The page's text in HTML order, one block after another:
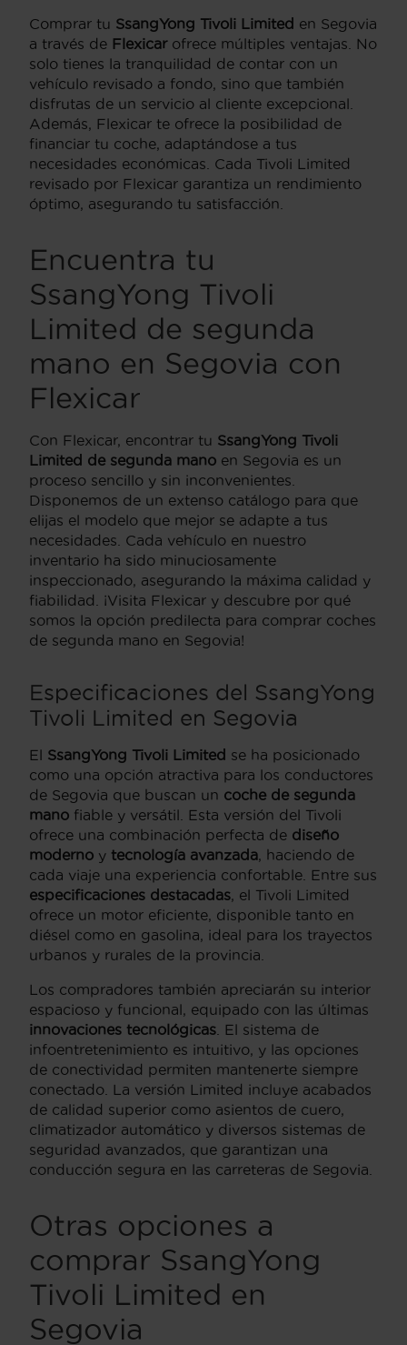
Comprar tu SsangYong Tivoli Limited en Segovia
a través de Flexicarofrece múltiples ventajas. No
solo tienes la tranquilidad de contar con un
vehículo revisado a fondo, sino que también
disfrutas de un servicio al cliente excepcional.
Además, Flexicar te ofrece la posibilidad de
financiar tu coche, adaptándose a tus
necesidades económicas. Cada Tivoli Limited
revisado por Flexicar garantiza un rendimiento
óptimo, asegurando tu satisfacción.
Encuentra tu
SsangYong Tivoli
Limited de segunda
mano en Segovia con
Flexicar
Con Flexicar, encontrar tu SsangYong Tivoli
Limited de segunda mano en Segovia es un
proceso sencillo y sin inconvenientes.
Disponemos de un extenso catálogo para que
elijas el modelo que mejor se adapte a tus
necesidades. Cada vehículo en nuestro
inventario ha sido minuciosamente
inspeccionado, asegurando la máxima calidad y
fiabilidad. ¡Visita Flexicar y descubre por qué
somos la opción predilecta para comprar coches
de segunda mano en Segovia!
Especificaciones del SsangYong
Tivoli Limited en Segovia
El SsangYong Tivoli Limited se ha posicionado
como una opción atractiva para los conductores
de Segovia que buscan un coche de segunda
mano fiable y versátil. Esta versión del Tivoli
ofrece una combinación perfecta de diseño
moderno y tecnología avanzada, haciendo de
cada viaje una experiencia confortable. Entre sus
especificaciones destacadas, el Tivoli Limited
ofrece un motor eficiente, disponible tanto en
diésel como en gasolina, ideal para los trayectos
urbanos y rurales de la provincia.
Los compradores también apreciarán su interior
espacioso y funcional, equipado con las últimas
innovaciones tecnológicas . El sistema de
infoentretenimiento es intuitivo, y las opciones
de conectividad permiten mantenerte siempre
conectado. La versión Limited incluye acabados
de calidad superior como asientos de cuero,
climatizador automático y diversos sistemas de
seguridad avanzados, que garantizan una
conducción segura en las carreteras de Segovia.
Otras opciones a
comprar SsangYong
Tivoli Limited en
Segovia